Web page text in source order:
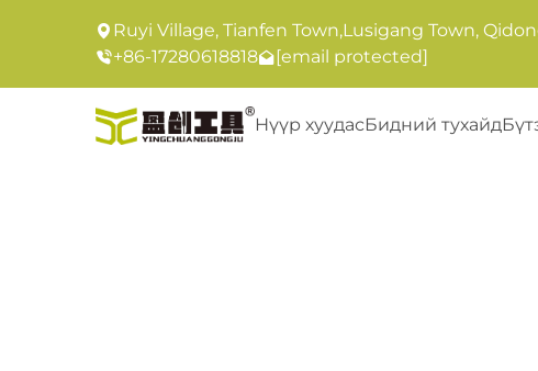
Ruyi Village, Tianfen Town,Lusigang Town,
+86-17280618818
[email protected]
Нүүр хуудасБидний тухайд